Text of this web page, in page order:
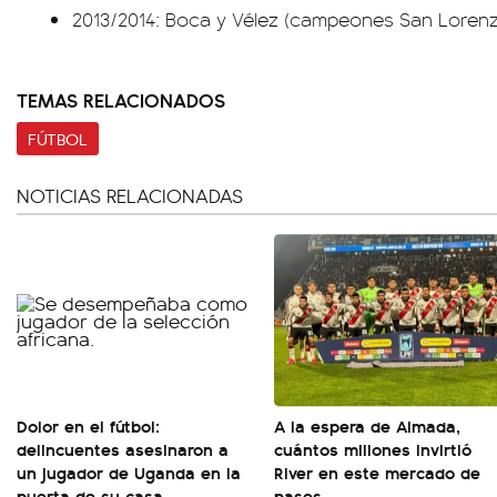
2013/2014: Boca y Vélez (campeones San
TEMAS RELACIONADOS
FÚTBOL
NOTICIAS RELACIONADAS
Dolor en el fútbol:
delincuentes asesinaron a
un jugador de Uganda en la
A la espera de Almada,
cuántos millones invirtió
River en este mercado de